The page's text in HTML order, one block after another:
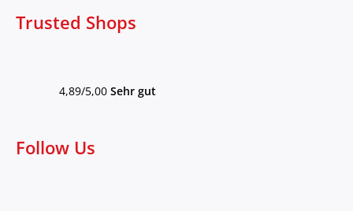
Trusted Shops
4,89/5,00 Sehr gut
Follow Us